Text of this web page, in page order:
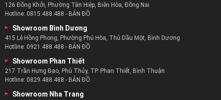
126 Đồng Khởi, Phường Tân Hiệp, Biên Hòa, Đồng Nai
Hotline: 0815.488.488 - BẢN ĐỒ
Showroom Bình Dương
415 Lê Hồng Phong, Phường Phú Hòa, Thủ Dầu Một, Bình Dương
Hotline: 0921.488.488 - BẢN ĐỒ
Showroom Phan Thiết
217 Trần Hưng Đạo, Phú Thủy, TP. Phan Thiết, Bình Thuận
Hotline: 0829.488.488 - BẢN ĐỒ
Showroom Nha Trang